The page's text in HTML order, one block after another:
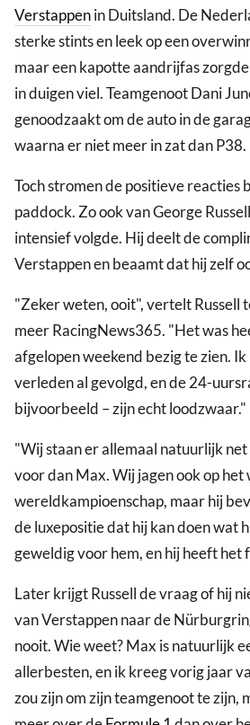
Verstappenin Duitsland. De
sterke stints en leek op een
maar een kapotte aandrijfas
in duigen viel. Teamgenoot Dani
genoodzaakt om de auto in de
waarna er niet meer in zat dan P38.
Toch stromen de positieve reacties
paddock. Zo ook van George
intensief volgde. Hij deelt de
Verstappen en beaamt dat hij zelf
"Zeker weten, ooit", vertelt Russell
meer RacingNews365. "Het was
afgelopen weekend bezig te zien.
verleden al gevolgd, en de 24-
bijvoorbeeld – zijn echt loodzwaar."
"Wij staan er allemaal natuurlijk
voor dan Max. Wij jagen ook op het
wereldkampioenschap, maar hij
de luxepositie dat hij kan doen wat
geweldig voor hem, en hij heeft het
Later krijgt Russell de vraag of hij
van Verstappen naar de
nooit. Wie weet? Max is natuurlijk
allerbesten, en ik kreeg vorig jaar
zou zijn om zijn teamgenoot te zijn,